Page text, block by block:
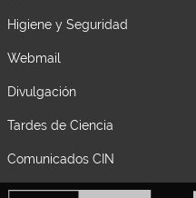
Higiene y Seguridad
Webmail
Divulgación
Tardes de Ciencia
Comunicados CIN